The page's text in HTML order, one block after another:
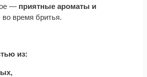
— приятные ароматы и
во время бритья.
из: